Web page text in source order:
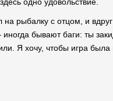
рыбалку с отцом, и
бывают баги: ты
Я хочу, чтобы игра была